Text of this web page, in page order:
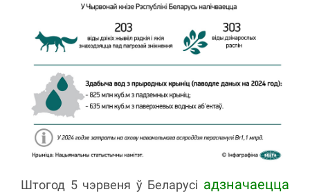
Штогод 5 чэрвеня ў Беларусі адзначаецца